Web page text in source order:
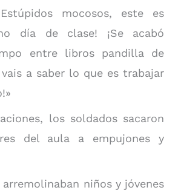
mocosos, este es
día de clase! ¡Se acabó
entre libros pandilla de
vais a saber lo que es trabajar
los soldados sacaron
del aula a empujones y
niños y jóvenes